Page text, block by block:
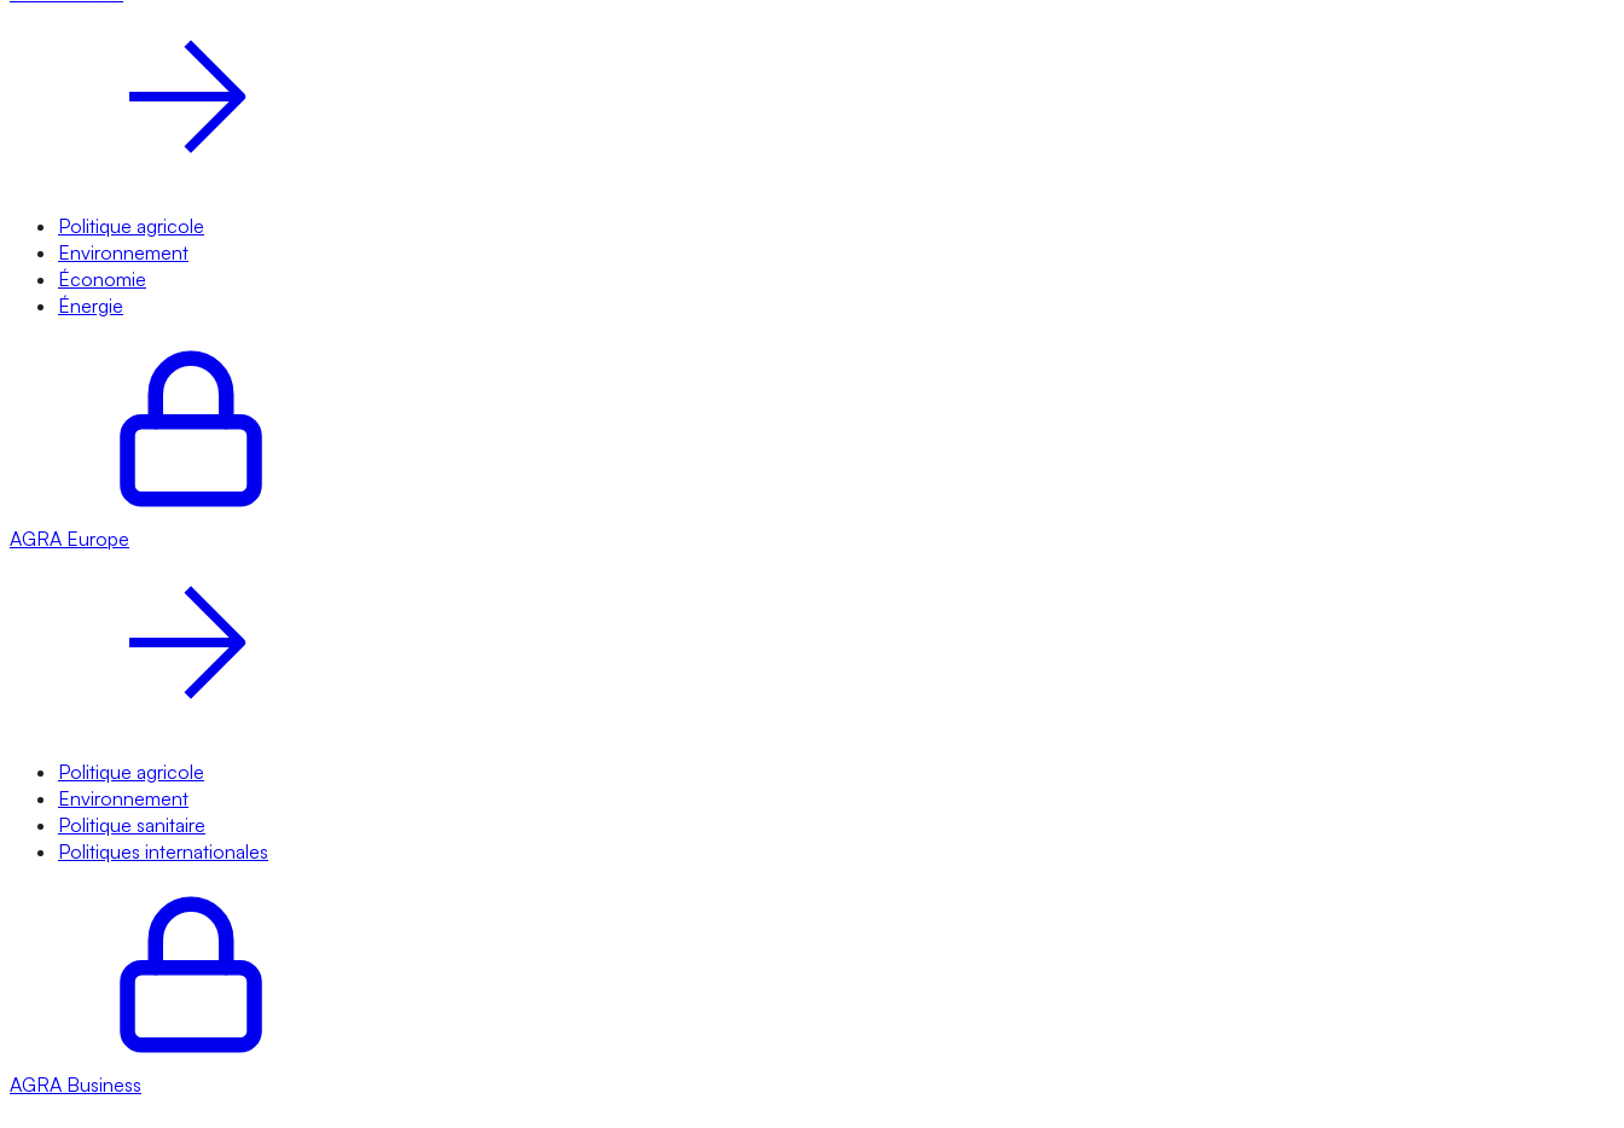
Politique agricole
Environnement
Économie
Énergie
AGRA Europe
Politique agricole
Environnement
Politique sanitaire
Politiques internationales
AGRA Business